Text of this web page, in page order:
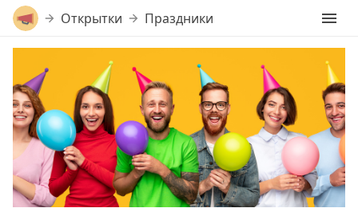
Открытки Праздники